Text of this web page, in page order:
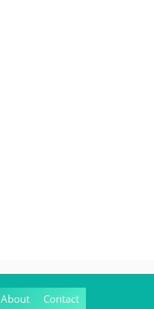
About Contact